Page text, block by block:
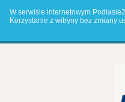
W serwisie internetowym
Korzystanie z witryny bez zmiany